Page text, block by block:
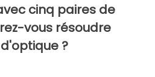
cinq paires de
vous résoudre
?